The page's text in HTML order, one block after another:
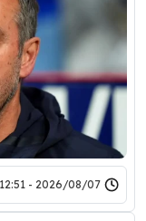
2026/08/07 - 12:51